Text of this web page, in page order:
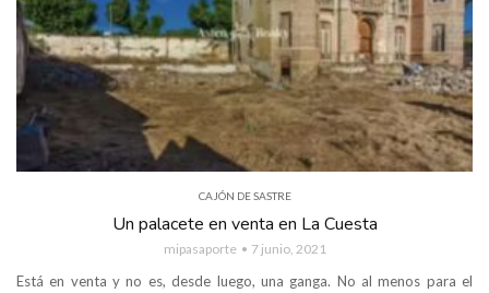
CAJÓN DE SASTRE
Un palacete en venta en La Cuesta
mipasaporte 7 junio, 2021
Está en venta y no es, desde luego, una ganga. No al menos para el